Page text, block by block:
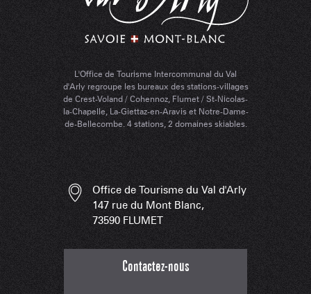
L'Office de Tourisme Intercommunal du Val
d'Arly regroupe les bureaux des stations-villages
de Crest-Voland / Cohennoz, Flumet / St-Nicolas-
la-Chapelle, La-Giettaz-en-Aravis et Notre-Dame-
de-Bellecombe. 4 stations, 2 domaines skiables.
Office de Tourisme du Val d'Arly
147 rue du Mont Blanc,
73590 FLUMET
Contactez-nous